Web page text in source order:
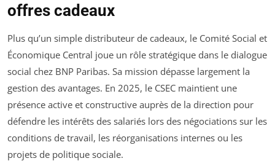
offres cadeaux
Plus qu’un simple distributeur de cadeaux, le Comité Social et
Économique Central joue un rôle stratégique dans le dialogue
social chez BNP Paribas. Sa mission dépasse largement la
gestion des avantages. En 2025, le CSEC maintient une
présence active et constructive auprès de la direction pour
défendre les intérêts des salariés lors des négociations sur les
conditions de travail, les réorganisations internes ou les
projets de politique sociale.